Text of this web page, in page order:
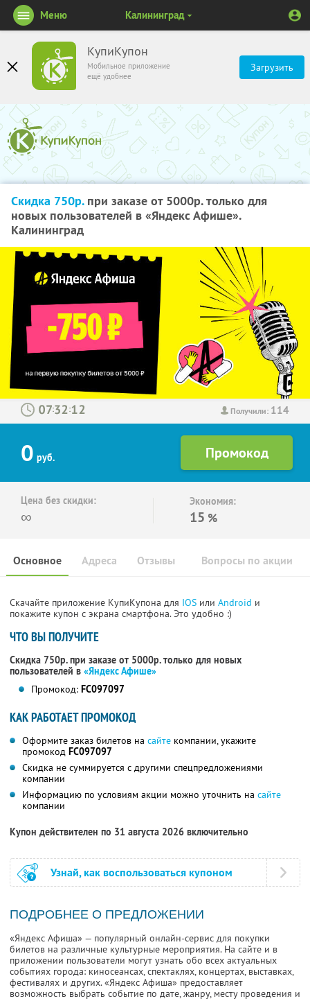
КупиКупон
Мобильное приложение
ещё удобнее
Загрузить
Меню Калининград
Скидка 750р.при заказе от 5000р. только для
новых пользователей в «Яндекс Афише».
Калининград
Получили: 114
: :
0 руб.
Цена без скидки:
∞
Экономия:
15 %
Основное Отзывы Вопросы по акции
Адреса
Скачайте приложение КупиКупона для IOS или Android и
покажите купон с экрана смартфона. Это удобно :)
ЧТО ВЫ ПОЛУЧИТЕ
Скидка 750р. при заказе от 5000р. только для новых
пользователей в «Яндекс Афише»
Промокод: FC097097
КАК РАБОТАЕТ ПРОМОКОД
Оформите заказ билетов на сайте компании, укажите
промокод FC097097
Скидка не суммируется с другими спецпредложениями
компании
Информацию по условиям акции можно уточнить на сайте
компании
Купон действителен по 31 августа 2026 включительно
Узнай, как воспользоваться купоном
ПОДРОБНЕЕ О ПРЕДЛОЖЕНИИ
«Яндекс Афиша» — популярный онлайн-сервис для покупки
билетов на различные культурные мероприятия. На сайте и в
приложении пользователи могут узнать обо всех актуальных
событиях города: киносеансах, спектаклях, концертах, выставках,
фестивалях и других. «Яндекс Афиша» предоставляет
возможность выбрать событие по дате, жанру, месту проведения и